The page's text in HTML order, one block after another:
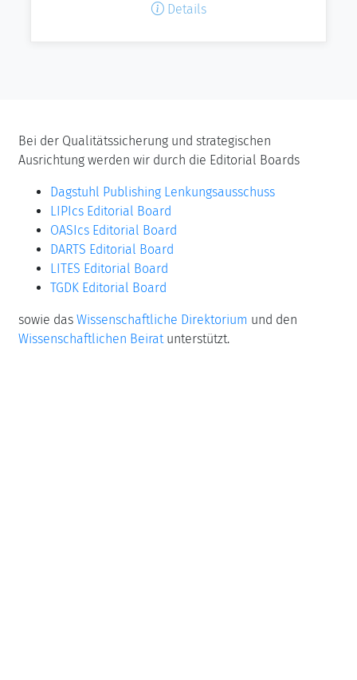
Details
Bei der Qualitätssicherung und strategischen
Ausrichtung werden wir durch die Editorial Boards
Dagstuhl Publishing Lenkungsausschuss
LIPIcs Editorial Board
OASIcs Editorial Board
DARTS Editorial Board
LITES Editorial Board
TGDK Editorial Board
sowie das Wissenschaftliche Direktorium und den
Wissenschaftlichen Beirat unterstützt.